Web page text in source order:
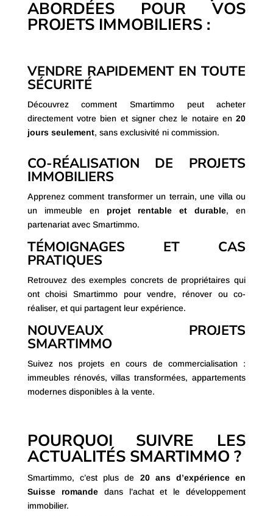
LES THÉMATIQUES
ABORDÉES POUR VOS
VENDRE RAPIDEMENT EN TOUTE
SÉCURITÉ
Découvrez comment Smartimmo peut acheter
directement votre bien et signer chez le notaire en
CO-RÉALISATION DE PROJETS
IMMOBILIERS
Apprenez comment transformer un terrain, une villa ou
un immeuble enprojet rentable et durable
partenariat avec Smartimmo.
TÉMOIGNAGES ET CAS
PRATIQUES
Retrouvez des exemples concrets de propriétaires qui
ont choisi Smartimmo pour vendre, rénover ou co-
réaliser, et qui partagent leur expérience.
NOUVEAUX PROJETS
SMARTIMMO
Suivez nos projets en cours de commercialisation :
immeubles rénovés, villas transformées, appartements
POURQUOI SUIVRE LES
ACTUALITÉS SMARTIMMO ?
Smartimmo, c’est plus de20 ans d’expérience en
Suisse romande